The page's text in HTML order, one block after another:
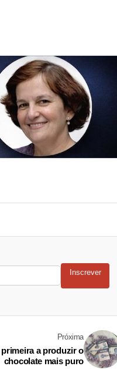
Inscrever
Próxima
primeira a produzir o
chocolate mais puro